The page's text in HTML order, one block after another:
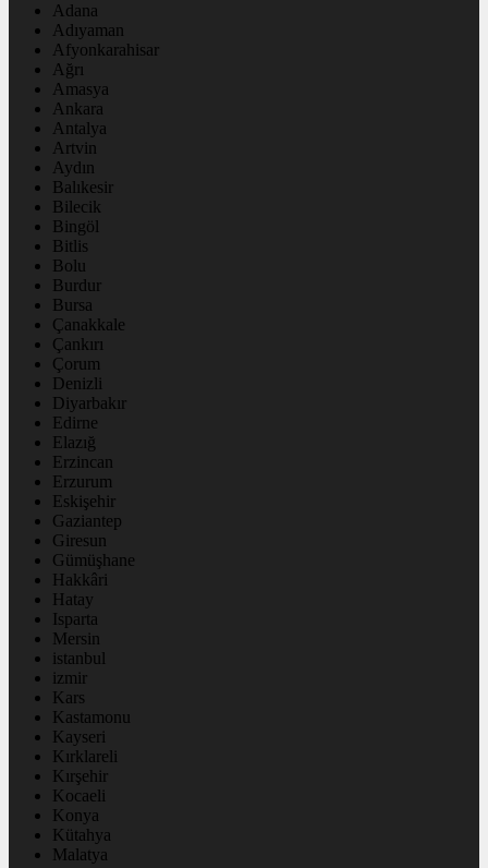
Adana
Adıyaman
Afyonkarahisar
Ağrı
Amasya
Ankara
Antalya
Artvin
Aydın
Balıkesir
Bilecik
Bingöl
Bitlis
Bolu
Burdur
Bursa
Çanakkale
Çankırı
Çorum
Denizli
Diyarbakır
Edirne
Elazığ
Erzincan
Erzurum
Eskişehir
Gaziantep
Giresun
Gümüşhane
Hakkâri
Hatay
Isparta
Mersin
istanbul
izmir
Kars
Kastamonu
Kayseri
Kırklareli
Kırşehir
Kocaeli
Konya
Kütahya
Malatya